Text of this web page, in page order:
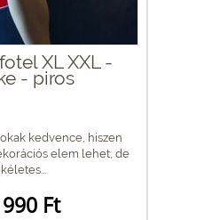
XL XXL -
- piros
kedvence, hiszen
elem lehet, de
Ft